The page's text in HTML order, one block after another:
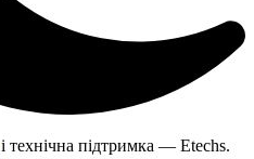
і технічна підтримка — Etechs.